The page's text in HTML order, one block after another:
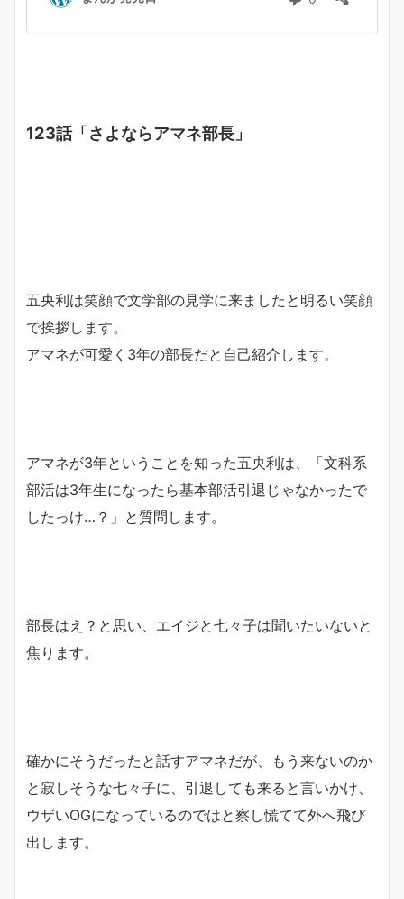
123話「さよならアマネ部長」
五央利は笑顔で文学部の見学に来ましたと明るい笑顔
で挨拶します。
アマネが可愛く3年の部長だと自己紹介します。
アマネが3年ということを知った五央利は、「文科系
部活は3年生になったら基本部活引退じゃなかったで
したっけ…？」と質問します。
部長はえ？と思い、エイジと七々子は聞いたいないと
焦ります。
確かにそうだったと話すアマネだが、もう来ないのか
と寂しそうな七々子に、引退しても来ると言いかけ、
ウザいOGになっているのではと察し慌てて外へ飛び
出します。